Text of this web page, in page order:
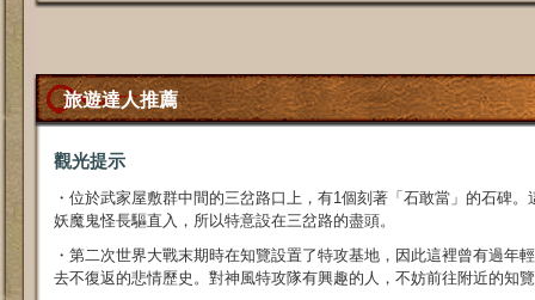
旅遊達人推薦
觀光提示
・位於武家屋敷群中間的三岔路口上，有1個刻著「石敢當」的石碑
妖魔鬼怪長驅直入，所以特意設在三岔路的盡頭。
・第二次世界大戰末期時在知覽設置了特攻基地，因此這裡曾有過年
去不復返的悲情歷史。對神風特攻隊有興趣的人，不妨前往附近的知